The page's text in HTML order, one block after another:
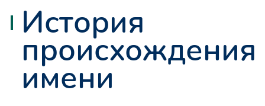
История
происхождения
имени